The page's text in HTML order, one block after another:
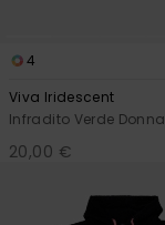
4
Viva Iridescent
Infradito Verde Donna
20,00 €